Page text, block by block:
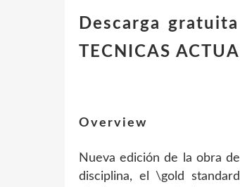
Descarga
TECNICAS
Overview
Nueva edición de la obra
disciplina, el \gold